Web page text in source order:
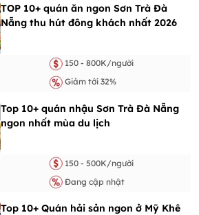
TOP 10+ quán ăn ngon Sơn Trà Đà
Nẵng thu hút đông khách nhất 2026
150 - 800K/người
Giảm tới 32%
Top 10+ quán nhậu Sơn Trà Đà Nẵng
ngon nhất mùa du lịch
150 - 500K/người
Đang cập nhật
Top 10+ Quán hải sản ngon ở Mỹ Khê